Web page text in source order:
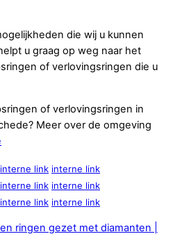
die wij u kunnen
u graag op weg naar het
of verlovingsringen die u
of verlovingsringen in
Meer over de omgeving
interne link interne link
interne link interne link
interne link interne link